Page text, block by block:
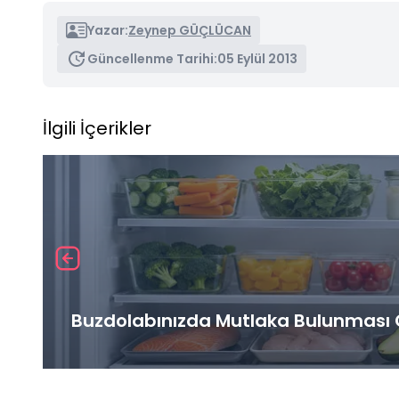
Yazar:Zeynep GÜÇLÜCAN
Güncellenme Tarihi:05 Eylül 2013
İlgili İçerikler
Buzdolabınızda Mutlaka Bulunması